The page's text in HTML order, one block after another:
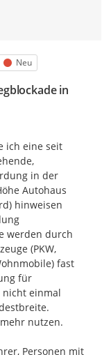
Status
Neu
in
ich eine seit
in der
Autohaus
hinweisen
werden durch
(PKW,
fast
für
nicht einmal
nutzen.
Personen mit